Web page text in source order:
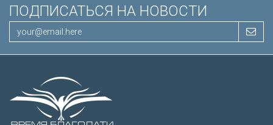
ПОДПИСАТЬСЯ НА НОВОСТИ